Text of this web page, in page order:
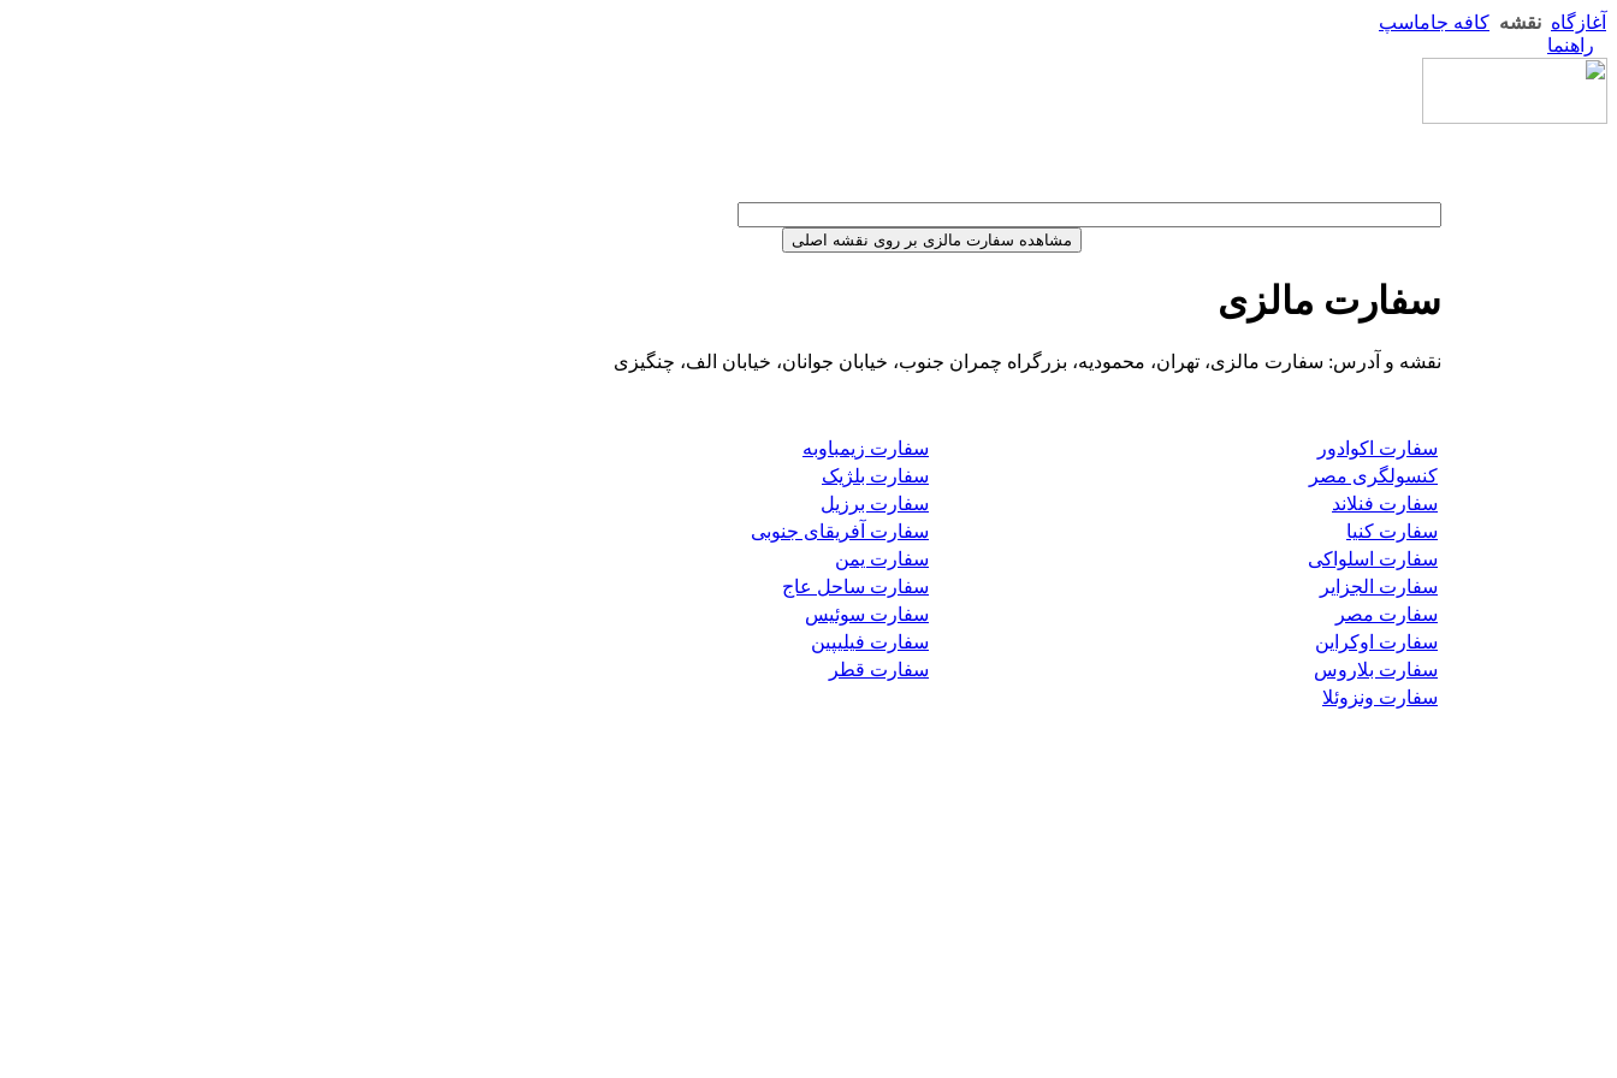
آغازگاه نقشه کافه جاماسپ
راهنما
سفارت مالزی
نقشه و آدرس: سفارت مالزی، تهران، محمودیه، بزرگراه چمران جنوب، خیابان جوانان، خیابان الف، چنگیزی
سفارت اکوادور
سفارت زیمباوبه
کنسولگری مصر
سفارت بلژیک
سفارت فنلاند
سفارت برزیل
سفارت کنیا
سفارت آفریقای جنوبی
سفارت اسلواکی
سفارت یمن
سفارت الجزایر
سفارت ساحل عاج
سفارت مصر
سفارت سوئیس
سفارت اوکراین
سفارت فیلیپین
سفارت بلاروس
سفارت قطر
سفارت ونزوئلا